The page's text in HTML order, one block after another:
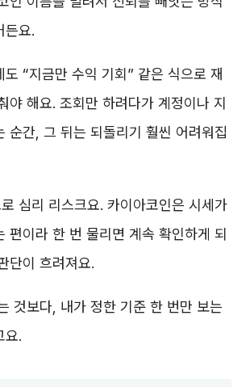
든요.
“지금만 수익 기회” 같은 식으로 재
야 해요. 조회만 하려다가 계정이나 지
순간, 그 뒤는 되돌리기 훨씬 어려워집
심리 리스크요. 카이아코인은 시세가
편이라 한 번 물리면 계속 확인하게 되
단이 흐려져요.
것보다, 내가 정한 기준 한 번만 보는
요.